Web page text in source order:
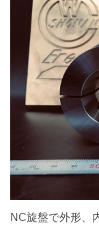
NC旋盤で外形、